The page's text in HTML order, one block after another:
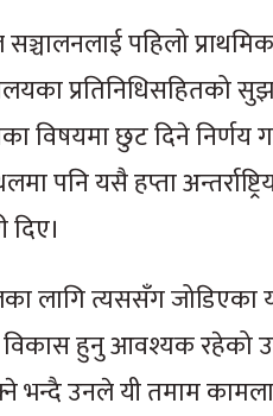
पहिलो
प्रतिनिधिसहितको
छुट दिने निर्णय
पनि यसै हप्ता
लागि त्यससँग जोडिएका
हुनु आवश्यक रहेको
भन्दै उनले यी तमाम